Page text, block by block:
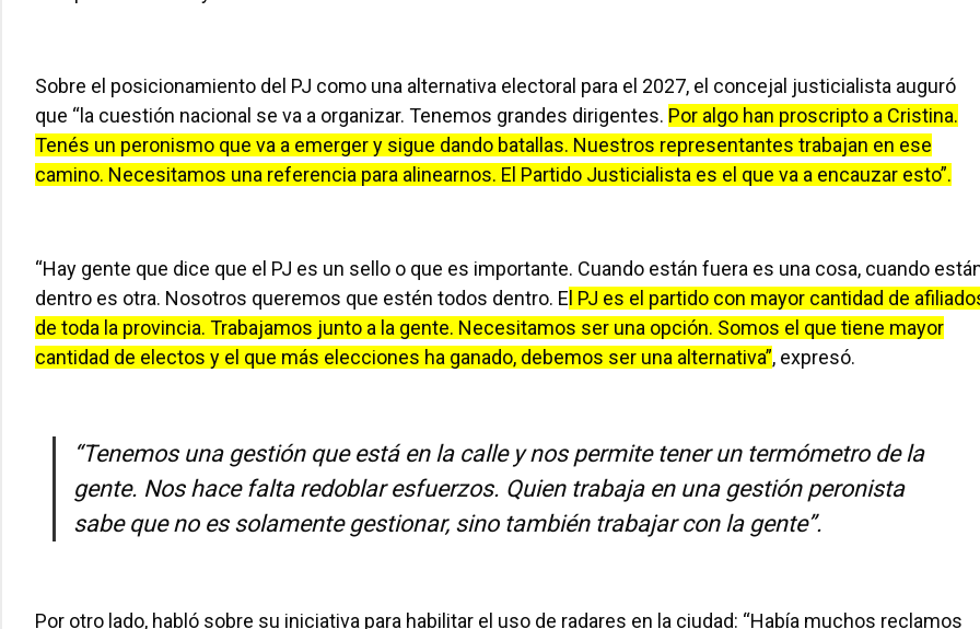
Sobre el posicionamiento del PJ como una alternativa electoral para el 2027, el concejal justicialista auguró
que “la cuestión nacional se va a organizar. Tenemos grandes dirigentes. Por algo han proscripto a Cristina.
Tenés un peronismo que va a emerger y sigue dando batallas. Nuestros representantes trabajan en ese
camino. Necesitamos una referencia para alinearnos. El Partido Justicialista es el que va a encauzar esto”.
“Hay gente que dice que el PJ es un sello o que es importante. Cuando están fuera es una cosa, cuando
dentro es otra. Nosotros queremos que estén todos dentro. E l PJ es el partido con mayor cantidad de
de toda la provincia. Trabajamos junto a la gente. Necesitamos ser una opción. Somos el que tiene mayor
cantidad de electos y el que más elecciones ha ganado, debemos ser una alternativa”, expresó.
“Tenemos una gestión que está en la calle y nos permite tener un termómetro de la
gente. Nos hace falta redoblar esfuerzos. Quien trabaja en una gestión peronista
sabe que no es solamente gestionar, sino también trabajar con la gente”.
Por otro lado, habló sobre su iniciativa para habilitar el uso de radares en la ciudad: “Había muchos reclamos